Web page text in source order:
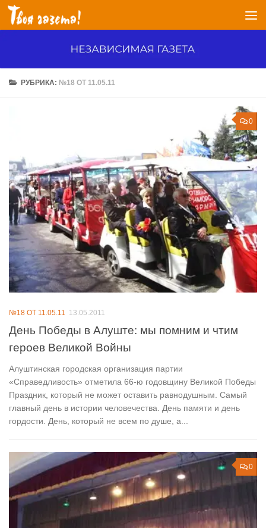
Перейти к содержимому
РУБРИКА: №18 ОТ 11.05.11
0
№18 ОТ 11.05.11 13.05.2011
День Победы в Алуште: мы помним и чтим
героев Великой Войны
Алуштинская городская организация партии
«Справедливость» отметила 66-ю годовщину Великой Победы
Праздник, который не может оставить равнодушным. Самый
главный день в истории человечества. День памяти и день
гордости. День, который не всем по душе, а...
0